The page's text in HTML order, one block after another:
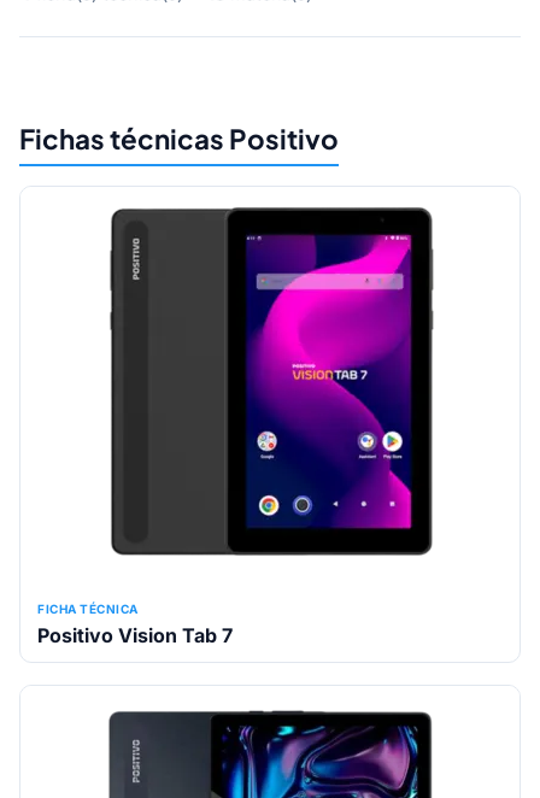
Fichas técnicas Positivo
FICHA TÉCNICA
Positivo Vision Tab 7